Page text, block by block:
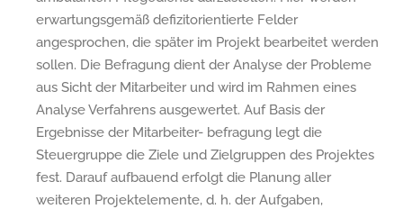
erwartungsgemäß defizitorientierte Felder
angesprochen, die später im Projekt bearbeitet werden
sollen. Die Befragung dient der Analyse der Probleme
aus Sicht der Mitarbeiter und wird im Rahmen eines
Analyse Verfahrens ausgewertet. Auf Basis der
Ergebnisse der Mitarbeiter- befragung legt die
Steuergruppe die Ziele und Zielgruppen des Projektes
fest. Darauf aufbauend erfolgt die Planung aller
weiteren Projektelemente, d. h. der Aufgaben,